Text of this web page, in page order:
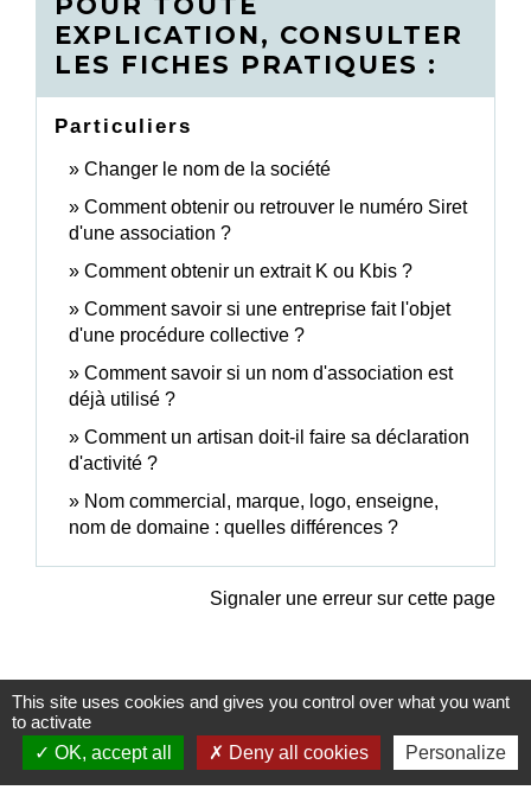
EXPLICATION, CONSULTER
LES FICHES PRATIQUES :
Particuliers
Changer le nom de la société
Comment obtenir ou retrouver le numéro Siret
d'une association ?
Comment obtenir un extrait K ou Kbis ?
Comment savoir si une entreprise fait l'objet
d'une procédure collective ?
Comment savoir si un nom d'association est
déjà utilisé ?
Comment un artisan doit-il faire sa déclaration
d'activité ?
Nom commercial, marque, logo, enseigne,
nom de domaine : quelles différences ?
Signaler une erreur sur cette page
Contacts
This site uses cookies and gives you control over what you want
to activate
OK, accept all
Deny all cookies Personalize